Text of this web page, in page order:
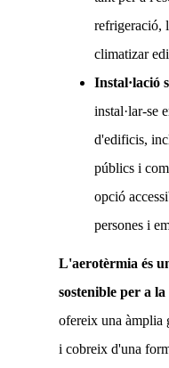
refrigeració,
climatizar
Instal·lació
instal·lar-se
d'edificis,
públics i
opció
persones i
L'aerotèrmia és
sostenible per a
ofereix una àmplia
i cobreix d'una